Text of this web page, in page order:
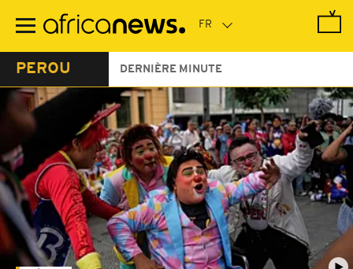
contenu
PEROU DERNIÈRE MINUTE